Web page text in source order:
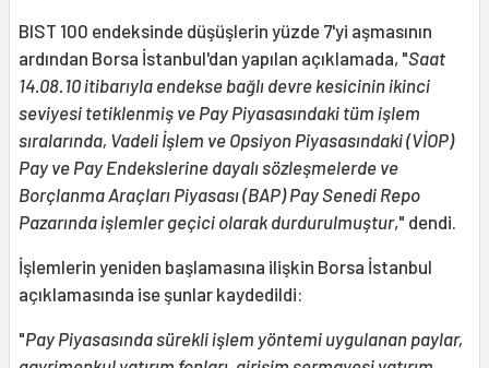
BIST 100 endeksinde düşüşlerin yüzde 7'yi aşmasının
ardından Borsa İstanbul'dan yapılan açıklamada, "Saat
14.08.10 itibarıyla endekse bağlı devre kesicinin ikinci
seviyesi tetiklenmiş ve Pay Piyasasındaki tüm işlem
sıralarında, Vadeli İşlem ve Opsiyon Piyasasındaki (VİOP)
Pay ve Pay Endekslerine dayalı sözleşmelerde ve
Borçlanma Araçları Piyasası (BAP) Pay Senedi Repo
Pazarında işlemler geçici olarak durdurulmuştur," dendi.
İşlemlerin yeniden başlamasına ilişkin Borsa İstanbul
açıklamasında ise şunlar kaydedildi:
"Pay Piyasasında sürekli işlem yöntemi uygulanan paylar,